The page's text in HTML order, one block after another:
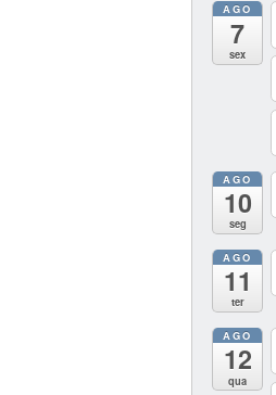
AGO
7
sex
AGO
10
seg
AGO
11
ter
AGO
12
qua